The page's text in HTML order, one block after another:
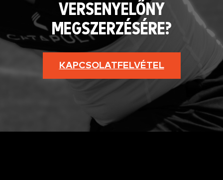
VERSENYELŐNY
MEGSZERZÉSÉRE?
KAPCSOLATFELVÉTEL